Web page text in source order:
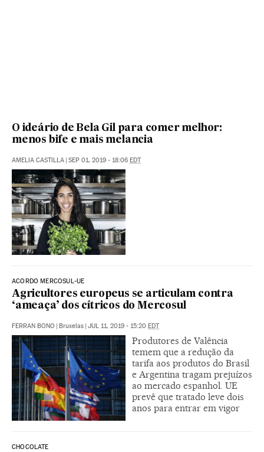
O ideário de Bela Gil para comer melhor:
menos bife e mais melancia
AMELIA CASTILLA SEP 01, 2019 - 18:06 EDT
ACORDO MERCOSUL-UE
Agricultores europeus se articulam contra
‘ameaça’ dos cítricos do Mercosul
FERRAN BONO Bruxelas JUL 11, 2019 - 15:20 EDT
Produtores de Valência
temem que a redução da
tarifa aos produtos do Brasil
e Argentina tragam prejuízos
ao mercado espanhol. UE
prevê que tratado leve dois
anos para entrar em vigor
CHOCOLATE